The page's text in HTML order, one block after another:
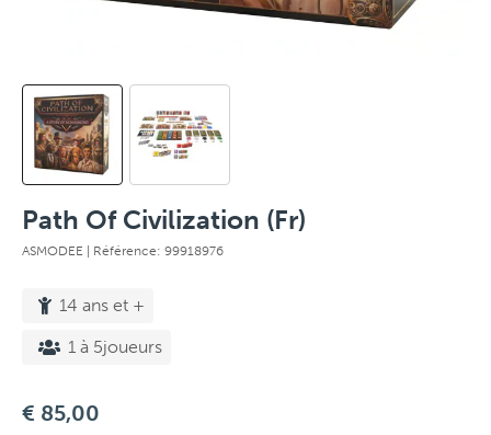
Path Of Civilization (Fr)
ASMODEE | Référence: 99918976
14 ans et +
1 à 5joueurs
€ 85,00